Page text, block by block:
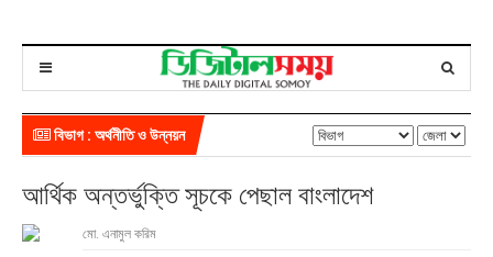
বিভাগ : অর্থনীতি ও উন্নয়ন
আর্থিক অন্তর্ভুক্তি সূচকে পেছাল বাংলাদেশ
মো. এনামুল করিম